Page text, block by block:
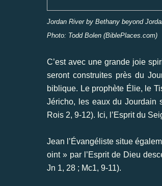
Jordan River by Bethany beyond
Photo: Todd Bolen (BiblePlaces.com)
C’est avec une grande joie
seront construites près du
biblique. Le prophète Élie, le
Jéricho, les eaux du Jourdain
Rois 2, 9-12). Ici, l’Esprit du
Jean l’Évangéliste situe
oint » par l’Esprit de Dieu
Jn 1, 28 ; Mc1, 9-11).